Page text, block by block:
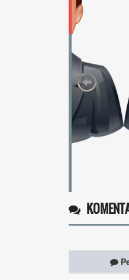
14 September
Selamat atas